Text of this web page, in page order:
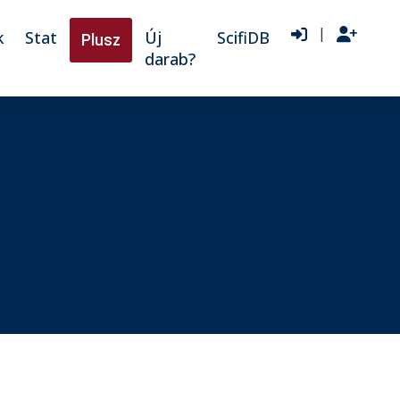
Stat Plusz
Új
darab?
ScifiDB |